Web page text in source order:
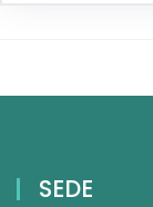
SEDE